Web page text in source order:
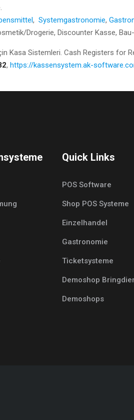
, Systemgastronomie,
Drogerie, Discounter Kasse,
Kasa Sistemleri. Cash Registers for
, https://kassensystem.ak-
Quick Links
POS Software
Shop POS Systeme
Einzelhandel
Gastronomie
Ticketsysteme
Demoshop
Demoshops